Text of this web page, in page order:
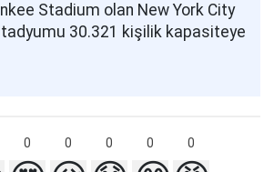
Stadium olan New York City
30.321 kişilik kapasiteye
0 0 0 0 0